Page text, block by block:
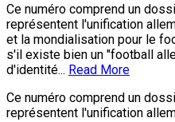
Ce numéro comprend un
représentent l'unification
et la mondialisation pour le
s'il existe bien un "football
d'identité... Read More
Ce numéro comprend un
représentent l'unification